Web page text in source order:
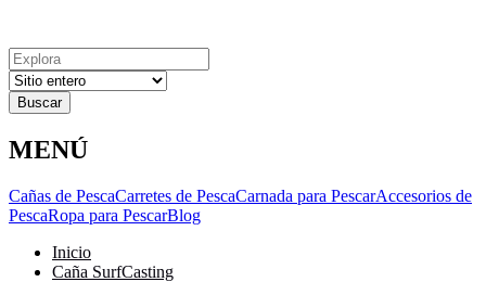
Resultados
para
MENÚ
Cañas de PescaCarretes de PescaCarnada para PescarAccesorios de
PescaRopa para PescarBlog
Inicio
Caña SurfCasting